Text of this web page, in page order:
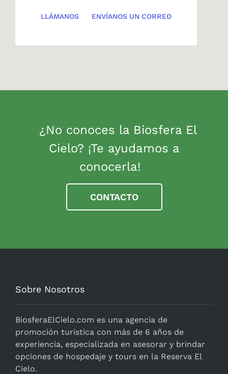
LLÁMANOS ENVÍANOS UN CORREO
¿No conoces la Biosfera El
Cielo? ¡Te ayudamos a
conocerla!
CONTACTO
Sobre Nosotros
BiosferaElCielo.com es una agencia de
promoción turistica con más de 6 años de
experiencia, especializada en asesorar y brindar
opciones de hospedaje y tours en la Reserva El
Cielo.